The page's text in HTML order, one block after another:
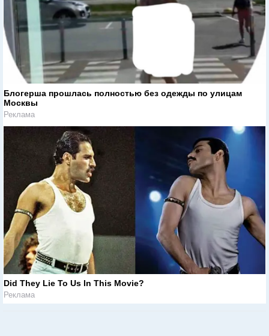
Блогерша прошлась полностью без одежды по улицам
Москвы
Реклама
Did They Lie To Us In This Movie?
Реклама